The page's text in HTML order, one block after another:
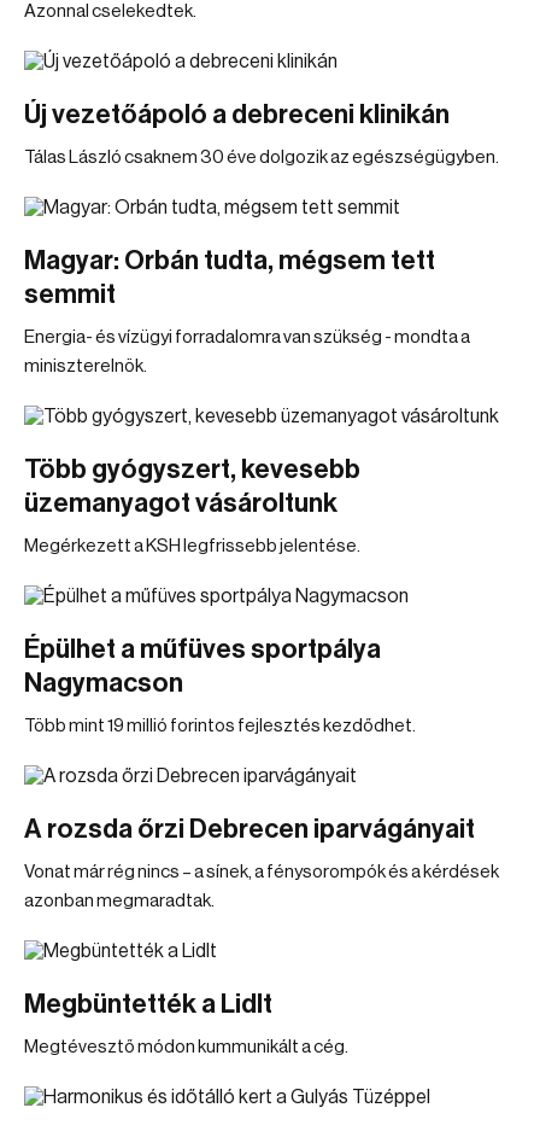
Azonnal cselekedtek.
Új vezetőápoló a debreceni klinikán
Tálas László csaknem 30 éve dolgozik az egészségügyben.
Magyar: Orbán tudta, mégsem tett
semmit
Energia- és vízügyi forradalomra van szükség - mondta a
miniszterelnök.
Több gyógyszert, kevesebb
üzemanyagot vásároltunk
Megérkezett a KSH legfrissebb jelentése.
Épülhet a műfüves sportpálya
Nagymacson
Több mint 19 millió forintos fejlesztés kezdődhet.
A rozsda őrzi Debrecen iparvágányait
Vonat már rég nincs – a sínek, a fénysorompók és a kérdések
azonban megmaradtak.
Megbüntették a Lidlt
Megtévesztő módon kummunikált a cég.